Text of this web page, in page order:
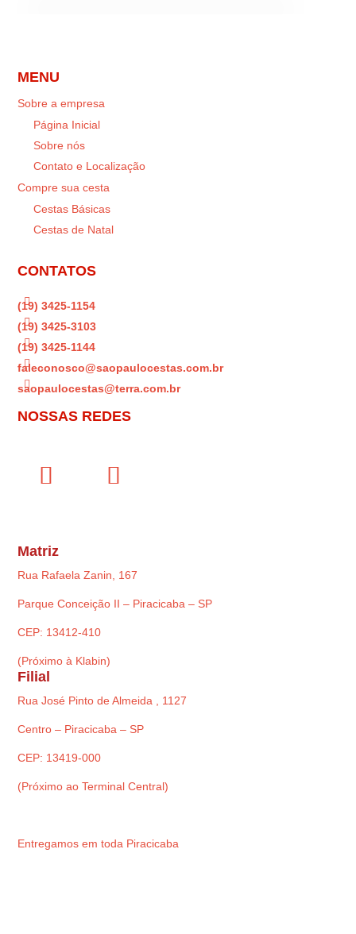
MENU
Sobre a empresa
Página Inicial
Sobre nós
Contato e Localização
Compre sua cesta
Cestas Básicas
Cestas de Natal
CONTATOS

(19) 3425-1154

(19) 3425-3103

(19) 3425-1144

faleconosco@saopaulocestas.com.br

saopaulocestas@terra.com.br
NOSSAS REDES
Matriz
Rua Rafaela Zanin, 167
Parque Conceição II – Piracicaba – SP
CEP: 13412-410
(Próximo à Klabin)
Filial
Rua José Pinto de Almeida , 1127
Centro – Piracicaba – SP
CEP: 13419-000
(Próximo ao Terminal Central)
Entregamos em toda Piracicaba